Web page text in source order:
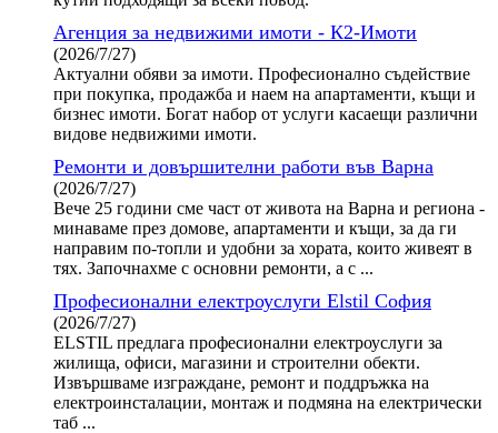
Агенция за недвижими имоти - К2-Имоти
(2026/7/27)
Актуални обяви за имоти. Професионално съдействие
при покупка, продажба и наем на апартаменти, къщи и
бизнес имоти. Богат набор от услуги касаещи различни
видове недвижими имоти.
Ремонти и довършителни работи във Варна
(2026/7/27)
Вече 25 години сме част от живота на Варна и региона -
минаваме през домове, апартаменти и къщи, за да ги
направим по-топли и удобни за хората, които живеят в
тях. Започнахме с основни ремонти, а с ...
Професионални електроуслуги Elstil София
(2026/7/27)
ELSTIL предлага професионални електроуслуги за
жилища, офиси, магазини и строителни обекти.
Извършваме изграждане, ремонт и поддръжка на
електроинсталации, монтаж и подмяна на електрически
таб ...